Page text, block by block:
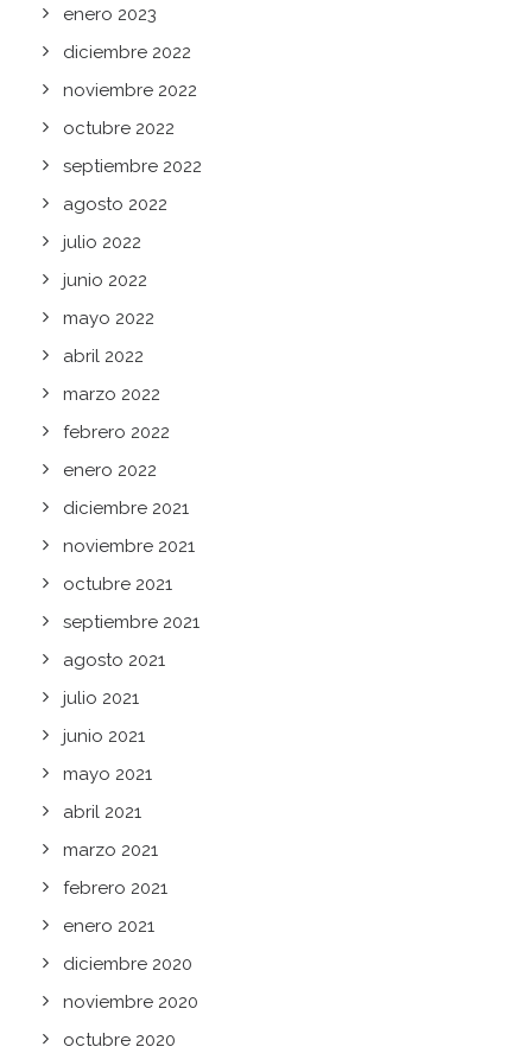
enero 2023
diciembre 2022
noviembre 2022
octubre 2022
septiembre 2022
agosto 2022
julio 2022
junio 2022
mayo 2022
abril 2022
marzo 2022
febrero 2022
enero 2022
diciembre 2021
noviembre 2021
octubre 2021
septiembre 2021
agosto 2021
julio 2021
junio 2021
mayo 2021
abril 2021
marzo 2021
febrero 2021
enero 2021
diciembre 2020
noviembre 2020
octubre 2020